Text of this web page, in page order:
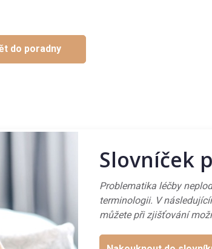
do poradny
Slovníček
Problematika léčby
terminologii. V
můžete při zjišťování